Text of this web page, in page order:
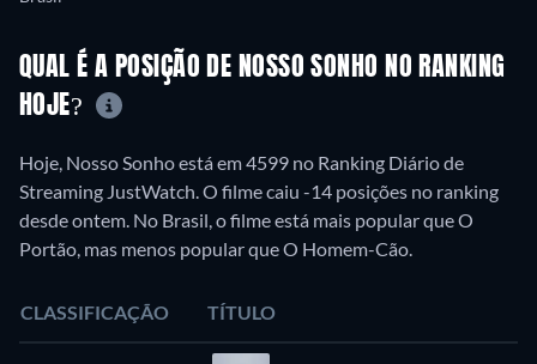
QUAL É A POSIÇÃO DE NOSSO SONHO NO RANKING
HOJE?
Hoje, Nosso Sonho está em 4599 no Ranking Diário de
Streaming JustWatch. O filme caiu -14 posições no ranking
desde ontem. No Brasil, o filme está mais popular que O
Portão, mas menos popular que O Homem-Cão.
CLASSIFICAÇÃO TÍTULO